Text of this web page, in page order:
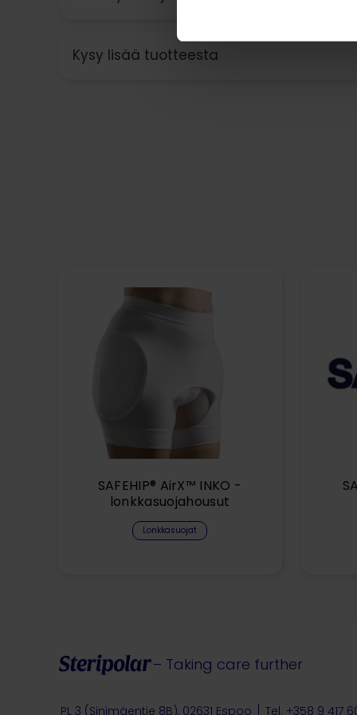
Kysy lisää tuotteesta
SAFEHIP® AirX™ INKO -
lonkkasuojahousut
Lonkkasuojat
– Taking care further
PL 3 (Sinimäentie 8B), 02631 Espoo Tel. +358 9 417